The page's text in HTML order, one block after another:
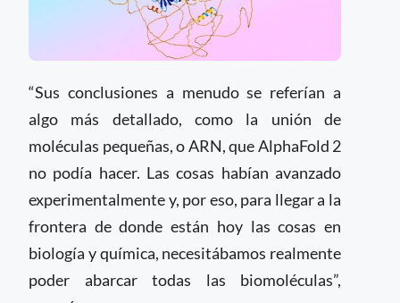
“Sus conclusiones a menudo se referían a
algo más detallado, como la unión de
moléculas pequeñas, o ARN, que AlphaFold 2
no podía hacer. Las cosas habían avanzado
experimentalmente y, por eso, para llegar a la
frontera de donde están hoy las cosas en
biología y química, necesitábamos realmente
poder abarcar todas las biomoléculas”,